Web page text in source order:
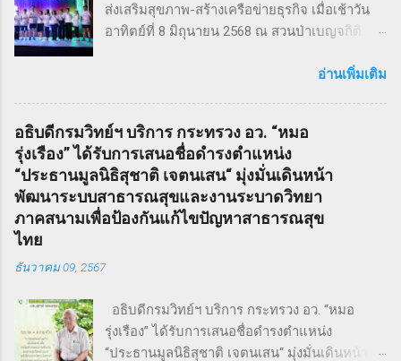
จนเกิดเป็นความแค้นที่นำไปสู่โศกอนาถตกรรม
เลวร้ายในที่สุด โดยตัวละคร Sweeney Todd มีต้น
ความนิยมอย่างต่อเนื่อง ซึ่งรู้จักกันในชื่อ Penny
ฤดูหนาวของปี ค.ศ. 1846 – 1847 เรื่องราวของ
Sweeney Todd ยังเคยถูกนำไปดัดแปลงเป็น
ภาพยนตร์เพลงด้วยชื่อเดียวกันในปี ค.ศ. 2007
หรือ พ.ศ. 2550 ซึ่งกำกับโดย Timothy Walter
Burt...
ส่งเสริมสุขภาพ-สร้างเครือข่ายธุรกิจ เมื่อเช้าวัน
อาทิตย์ที่ 8 มิถุนายน 2568 ณ สวนป่าเบญจกิติ
ไทย (สภาเอสเอ็มอีไทย) จัดงานวิ่งมินิมาราธอน
ข่ายธุรกิจระหว่าง ผู้ประกอบการ SMEs และ
ประชาชน ทั่วไป ภายใต้แนวคิด “We Go We
Grow We Goal” ที่เน้นการก้าวไปข้างหน้า เติบโต
อย่างมั่นคง และมุ่งสู่เป้าหมายร่วมกัน งานวิ่ง THAI
SMEs RUN: สุขภาพดี เครือข่ายแน่น งานนี้เต็มไป
Marathon (9 กม.) และ Fun Run (4.5 กม.) ผู้เข้า
ลุ้นถ้วยรางวัล Overall สำหรับผู้เข้าเส้นชัยอันดับ
ต้น ๆ นอกจากส่งเสริมสุขภาพ งานนี้ยังเป็นเวที
สำคัญสำหรับ การสร้างเครือข่ายธุรกิจ แลก
อ่านเพิ่มเติม
อธิบดีกรมวิทย์ฯ บริการ กระทรวง อว. “หมอ
รุ่งเรือง” ได้รับการเสนอชื่อดำรงตำแหน่ง
“ประธานมูลนิธิสุชาติ เจตนเสน“ มุ่งมั่นเดินหน้า
พัฒนาระบบสาธารณสุขและงานระบาดวิทยา
ภาคสนามเพื่อป้องกันแก้ไขปัญหาสาธารณสุข
ไทย
ธันวาคม 09, 2567
อธิบดีกรมวิทย์ฯ บริการ กระทรวง อว. “หมอ
รุ่งเรือง” ได้รับการเสนอชื่อดำรงตำแหน่ง
“ประธานมูลนิธิสุชาติ เจตนเสน“ มุ่งมั่นเดินหน้า